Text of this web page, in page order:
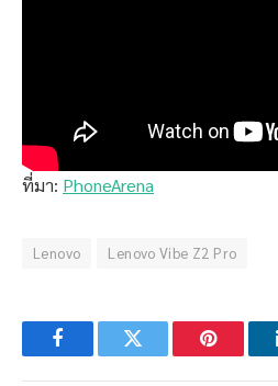
ที่มา: PhoneArena
Lenovo Lenovo Vibe Z2 Pro
FacebookTwitter Pinterest